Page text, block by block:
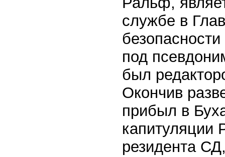
службе в
под
был
Окончив
прибыл в
резидента